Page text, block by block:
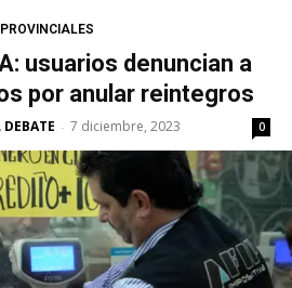
PROVINCIALES
usuarios denuncian a
por anular reintegros
- 7 diciembre, 2023 0